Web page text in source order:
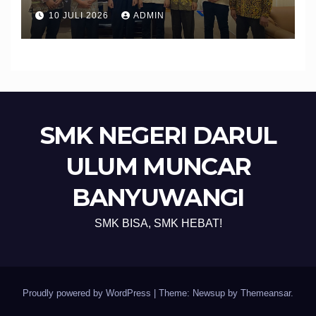
Banyuwangi Perkuat Sinergi
Edukasi dan Perlindungan
Calon Pekerja Migran
10 JULI 2026 ADMIN
SMK NEGERI DARUL
ULUM MUNCAR
BANYUWANGI
SMK BISA, SMK HEBAT!
Proudly powered by WordPress Theme: Newsup by Themeansar.